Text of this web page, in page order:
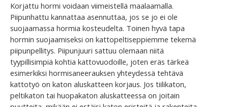
Korjattu hormi voidaan viimeistellä maalaamalla.
Piipunhattu kannattaa asennuttaa, jos se jo ei ole
suojaamassa hormia kosteudelta. Toinen hyvä tapa
hormin suojaamiseksi on kattopeltiseppiemme tekemä
piipunpellitys. Piipunjuuri sattuu olemaan niitä
tyypillisimpiä kohtia kattovuodoille, joten eräs tärkeä
esimerkiksi hormisaneerauksen yhteydessä tehtävä
kattotyö on katon aluskatteen korjaus. Jos tiilikaton,
peltikaton tai huopakaton aluskatteessa on joitain